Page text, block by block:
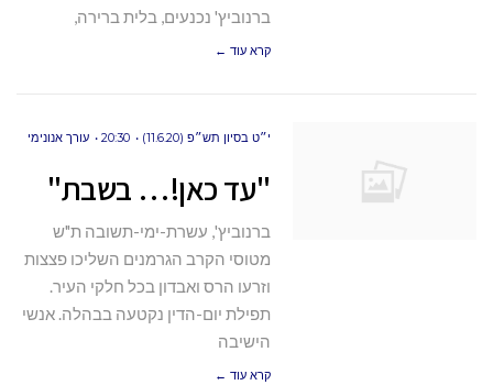
ברנוביץ' נכנעים, בלית ברירה,
קרא עוד ←
י״ט בסיון תש״פ (11.6.20) 20:30 עורך אנונימי
"עד כאן!… בשבת"
ברנוביץ', עשרת-ימי-תשובה ת"ש
מטוסי הקרב הגרמנים השליכו פצצות
וזרעו הרס ואבדון בכל חלקי העיר.
תפילת יום-הדין נקטעה בבהלה. אנשי
הישיבה
קרא עוד ←